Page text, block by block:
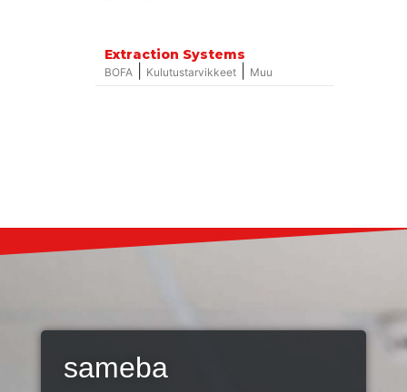
Extraction Systems
BOFA Kulutustarvikkeet Muu
sameba